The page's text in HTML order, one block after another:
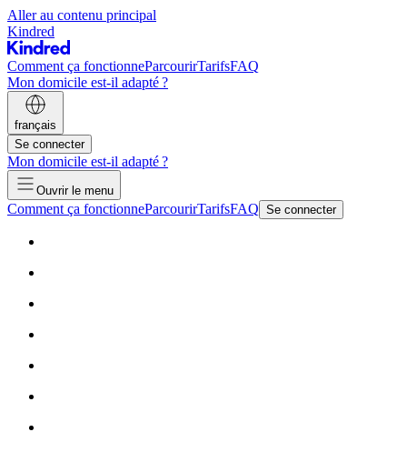
Aller au contenu principal
Kindred
Comment ça fonctionneParcourirTarifsFAQ
Mon domicile est-il adapté ?
français
Se connecter
Mon domicile est-il adapté ?
Ouvrir le menu
Comment ça fonctionneParcourirTarifsFAQ Se connecter